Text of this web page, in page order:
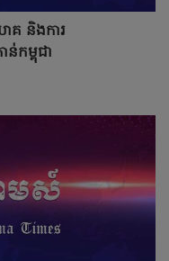
ោគ និងការ
ន់កម្ពុជា